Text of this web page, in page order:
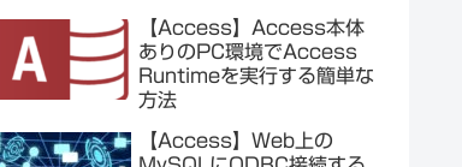
【Access】Access本体
ありのPC環境でAccess
Runtimeを実行する簡単な
方法
【Access】Web上の